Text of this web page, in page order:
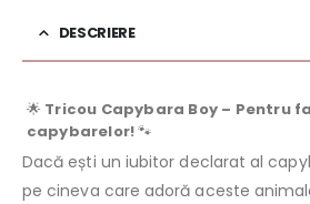
DESCRIERE
🌟 Tricou Capybara Boy – Pentru
capybarelor!🐾
Dacă ești un iubitor declarat al
pe cineva care adoră aceste